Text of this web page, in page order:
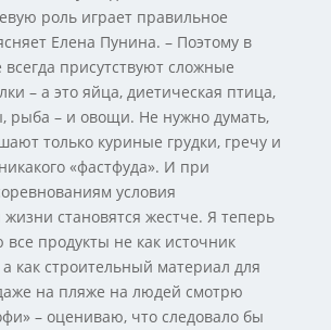
роль играет правильное
Елена Пунина. – Поэтому в
присутствуют сложные
– а это яйца, диетическая птица,
рыба – и овощи. Не нужно думать,
только куриные грудки, гречу и
«фастфуда». И при
условия
становятся жестче. Я теперь
продукты не как источник
а как строительный материал для
на пляже на людей смотрю
– оцениваю, что следовало бы